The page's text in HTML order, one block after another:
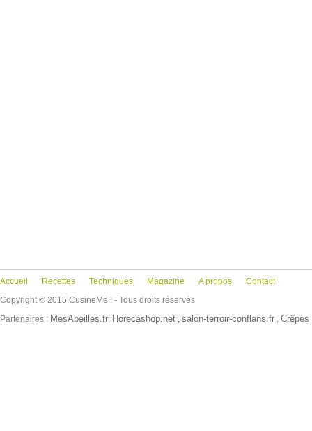
Accueil Recettes Techniques Magazine A propos
Contact
Copyright © 2015 CusineMe ! - Tous droits réservés
Partenaires : MesAbeilles.fr, Horecashop.net , salon-terroir-conflans.fr ,